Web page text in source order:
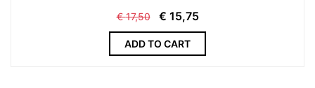
€17,50 € 15,75
ADD TO CART